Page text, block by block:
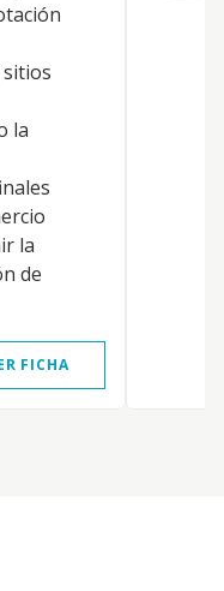
la
la
de
FICHA